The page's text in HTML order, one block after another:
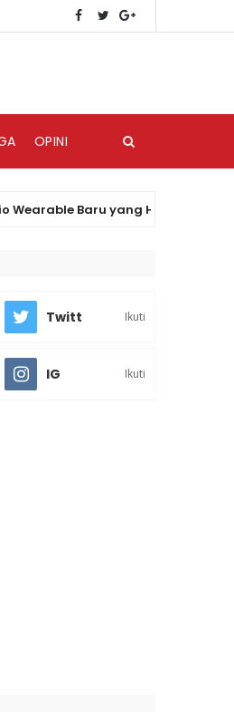
OPINI
Baru yang Hadir di Pasar
Twitt Ikuti
IG Ikuti